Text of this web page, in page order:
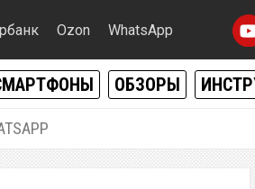
Ozon WhatsApp
ОБЗОРЫ